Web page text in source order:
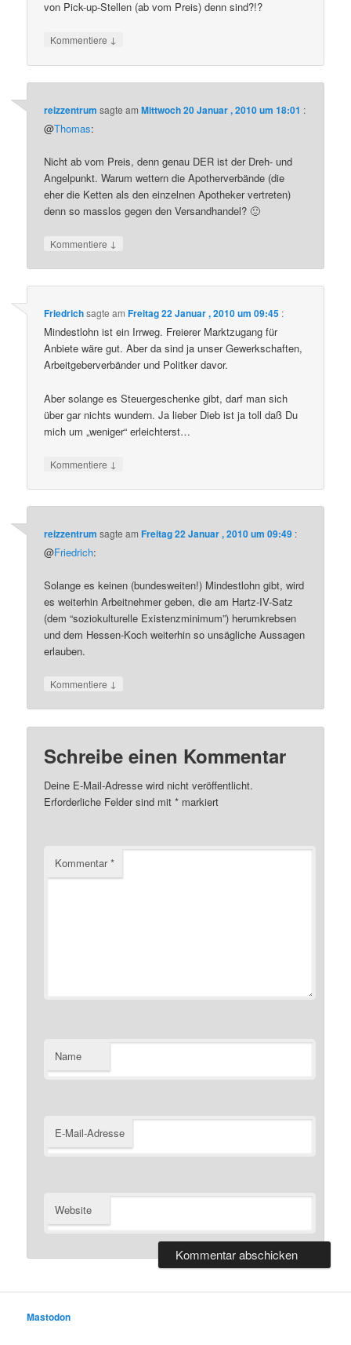
von Pick-up-Stellen (ab vom Preis) denn sind?!?
Kommentiere ↓
reizzentrum sagte amMittwoch 20 Januar , 2010 um 18:01 :
@Thomas:
Nicht ab vom Preis, denn genau DER ist der Dreh- und
Angelpunkt. Warum wettern die Apotherverbände (die
eher die Ketten als den einzelnen Apotheker vertreten)
denn so masslos gegen den Versandhandel? 🙂
Kommentiere ↓
Friedrichsagte amFreitag 22 Januar , 2010 um 09:45 :
Mindestlohn ist ein Irrweg. Freierer Marktzugang für
Anbiete wäre gut. Aber da sind ja unser Gewerkschaften,
Arbeitgeberverbänder und Politker davor.
Aber solange es Steuergeschenke gibt, darf man sich
über gar nichts wundern. Ja lieber Dieb ist ja toll daß Du
mich um „weniger“ erleichterst…
Kommentiere ↓
reizzentrum sagte amFreitag 22 Januar , 2010 um 09:49 :
@Friedrich:
Solange es keinen (bundesweiten!) Mindestlohn gibt, wird
es weiterhin Arbeitnehmer geben, die am Hartz-IV-Satz
(dem “soziokulturelle Existenzminimum”) herumkrebsen
und dem Hessen-Koch weiterhin so unsägliche Aussagen
erlauben.
Kommentiere ↓
Schreibe einen Kommentar
Deine E-Mail-Adresse wird nicht veröffentlicht.
Erforderliche Felder sind mit* markiert
Kommentar*
Name
E-Mail-Adresse
Website
Mastodon